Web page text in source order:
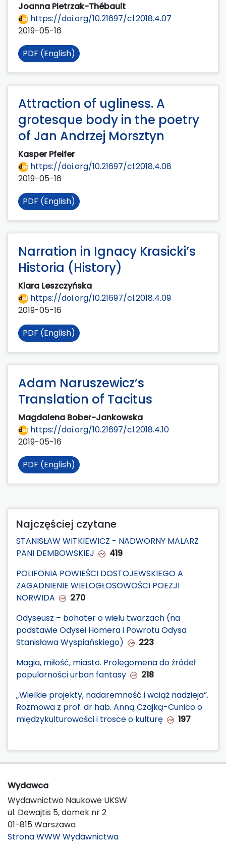
Joanna Pietrzak-Thébault
https://doi.org/10.21697/cl.2018.4.07
2019-05-16
PDF (English)
Attraction of ugliness. A
grotesque body in the poetry
of Jan Andrzej Morsztyn
Kasper Pfeifer
https://doi.org/10.21697/cl.2018.4.08
2019-05-16
PDF (English)
Narration in Ignacy Krasicki’s
Historia (History)
Klara Leszczyńska
https://doi.org/10.21697/cl.2018.4.09
2019-05-16
PDF (English)
Adam Naruszewicz’s
Translation of Tacitus
Magdalena Bober-Jankowska
https://doi.org/10.21697/cl.2018.4.10
2019-05-16
PDF (English)
Najczęściej czytane
STANISŁAW WITKIEWICZ - NADWORNY MALARZ
PANI DEMBOWSKIEJ
419
POLIFONIA POWIEŚCI DOSTOJEWSKIEGO A
ZAGADNIENIE WIELOGŁOSOWOŚCI POEZJI
NORWIDA
270
Odyseusz – bohater o wielu twarzach (na
podstawie Odysei Homera i Powrotu Odysa
Stanisława Wyspiańskiego)
223
Magia, miłość, miasto. Prolegomena do źródeł
popularności urban fantasy
218
„Wielkie projekty, nadaremność i wciąż nadzieja”.
Rozmowa z prof. dr hab. Anną Czajką-Cunico o
międzykulturowości i trosce o kulturę
197
Wydawca
Wydawnictwo Naukowe UKSW
ul. Dewajtis 5, domek nr 2
01-815 Warszawa
Strona WWW Wydawnictwa